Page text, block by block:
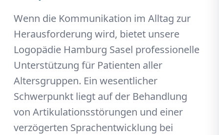
Wenn die Kommunikation im Alltag zur
Herausforderung wird, bietet unsere
Logopädie Hamburg Sasel professionelle
Unterstützung für Patienten aller
Altersgruppen. Ein wesentlicher
Schwerpunkt liegt auf der Behandlung
von Artikulationsstörungen und einer
verzögerten Sprachentwicklung bei